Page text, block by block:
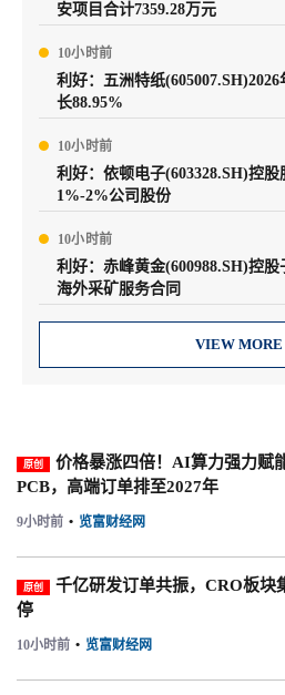
安项目合计7359.28万元
10小时前
利好：五洲特纸
长88.95%
10小时前
利好：依顿电子(603328.SH)控
1%-2%公司股份
10小时前
利好：赤峰黄金(600988.SH)控
海外采矿服务合同
VIEW MORE
原创
价格暴涨四倍！AI算力强力赋
PCB，高端订单排至2027年
9小时前 • 览富财经网
原创
千亿研发订单共振，CRO板块
停
10小时前 • 览富财经网